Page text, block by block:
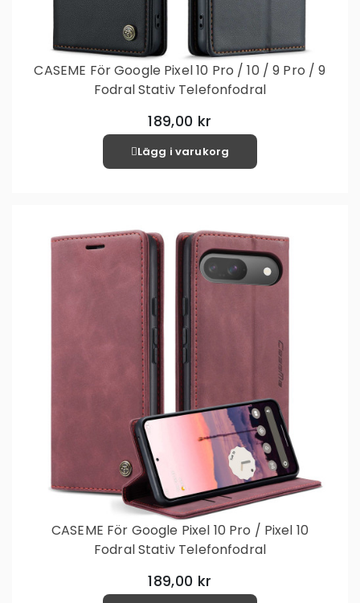
CASEME För Google Pixel 10 Pro / 10 / 9 Pro / 9
Fodral Stativ Telefonfodral
189,00 kr
Lägg i varukorg
CASEME För Google Pixel 10 Pro / Pixel 10
Fodral Stativ Telefonfodral
189,00 kr